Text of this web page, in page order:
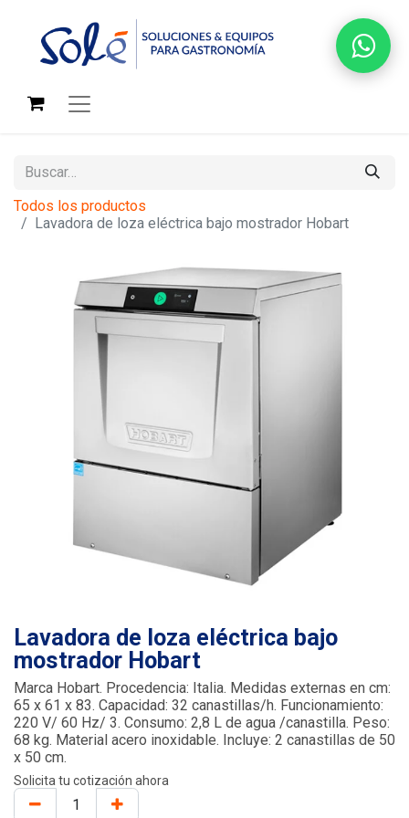
Todos los productos
Lavadora de loza eléctrica bajo mostrador Hobart
Lavadora de loza eléctrica bajo
mostrador Hobart
Marca Hobart. Procedencia: Italia. Medidas externas en cm:
65 x 61 x 83. Capacidad: 32 canastillas/h. Funcionamiento:
220 V/ 60 Hz/ 3. Consumo: 2,8 L de agua /canastilla. Peso:
68 kg. Material acero inoxidable. Incluye: 2 canastillas de 50
x 50 cm.
Solicita tu cotización ahora